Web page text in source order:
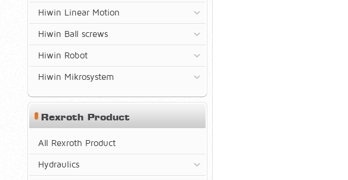
Hiwin Linear Motion
Hiwin Ball screws
Hiwin Robot
Hiwin Mikrosystem
Rexroth Product
All Rexroth Product
Hydraulics